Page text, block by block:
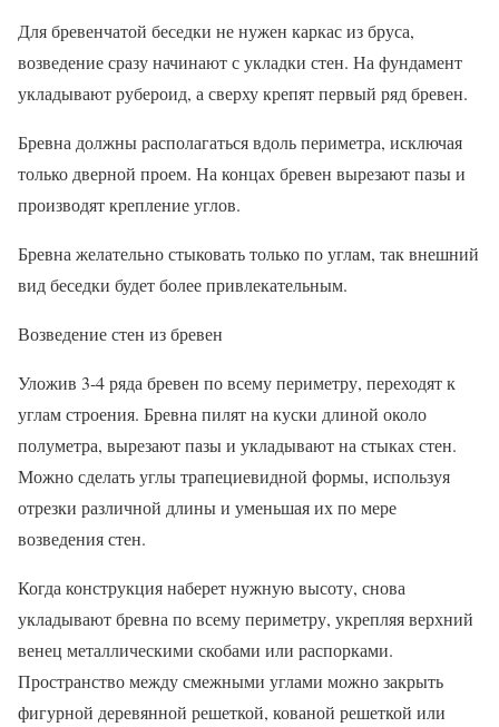
Для бревенчатой беседки не нужен каркас из бруса,
возведение сразу начинают с укладки стен. На фундамент
укладывают рубероид, а сверху крепят первый ряд бревен.
Бревна должны располагаться вдоль периметра, исключая
только дверной проем. На концах бревен вырезают пазы и
производят крепление углов.
Бревна желательно стыковать только по углам, так внешний
вид беседки будет более привлекательным.
Возведение стен из бревен
Уложив 3-4 ряда бревен по всему периметру, переходят к
углам строения. Бревна пилят на куски длиной около
полуметра, вырезают пазы и укладывают на стыках стен.
Можно сделать углы трапециевидной формы, используя
отрезки различной длины и уменьшая их по мере
возведения стен.
Когда конструкция наберет нужную высоту, снова
укладывают бревна по всему периметру, укрепляя верхний
венец металлическими скобами или распорками.
Пространство между смежными углами можно закрыть
фигурной деревянной решеткой, кованой решеткой или